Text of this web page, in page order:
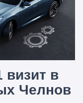
визит в
Челнов